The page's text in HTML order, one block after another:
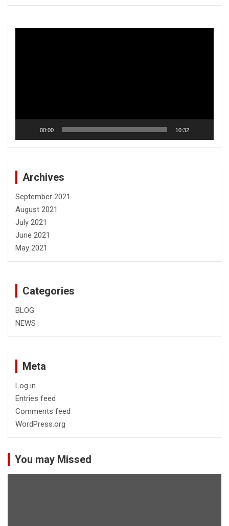
00:00 10:32
Archives
September 2021
August 2021
July 2021
June 2021
May 2021
Categories
BLOG
NEWS
Meta
Log in
Entries feed
Comments feed
WordPress.org
You may Missed